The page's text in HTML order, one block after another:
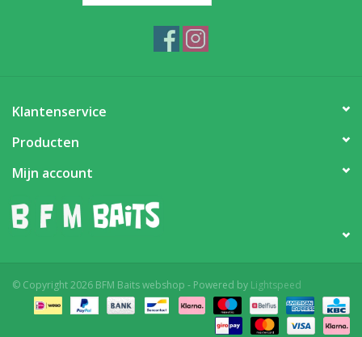
Partikels & Pellets
Klantenservice
Producten
Mijn account
© Copyright 2026 BFM Baits webshop - Powered by Lightspeed